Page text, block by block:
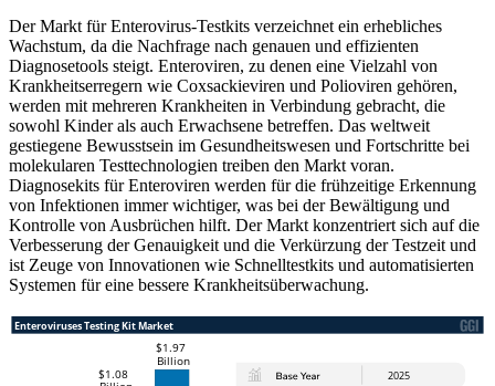
Der Markt für Enterovirus-Testkits verzeichnet ein erhebliches
Wachstum, da die Nachfrage nach genauen und effizienten
Diagnosetools steigt. Enteroviren, zu denen eine Vielzahl von
Krankheitserregern wie Coxsackieviren und Polioviren gehören,
werden mit mehreren Krankheiten in Verbindung gebracht, die
sowohl Kinder als auch Erwachsene betreffen. Das weltweit
gestiegene Bewusstsein im Gesundheitswesen und Fortschritte bei
molekularen Testtechnologien treiben den Markt voran.
Diagnosekits für Enteroviren werden für die frühzeitige Erkennung
von Infektionen immer wichtiger, was bei der Bewältigung und
Kontrolle von Ausbrüchen hilft. Der Markt konzentriert sich auf die
Verbesserung der Genauigkeit und die Verkürzung der Testzeit und
ist Zeuge von Innovationen wie Schnelltestkits und automatisierten
Systemen für eine bessere Krankheitsüberwachung.